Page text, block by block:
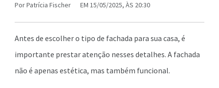
PorPatrícia Fischer EM 15/05/2025, ÀS 20:30
Antes de escolher o tipo de fachada para sua casa, é
importante prestar atenção nesses detalhes. A fachada
não é apenas estética, mas também funcional.